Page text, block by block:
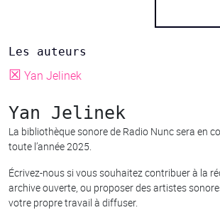
Les auteurs
☒ Yan Jelinek
Yan Jelinek
La bibliothèque sonore de Radio Nunc sera en
toute l’année 2025.
Écrivez-nous si vous souhaitez contribuer à la
archive ouverte, ou proposer des artistes
votre propre travail à diffuser.